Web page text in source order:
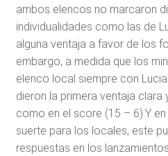
ambos elencos no marcaron
individualidades como las de
alguna ventaja a favor de los
embargo, a medida que los
elenco local siempre con
dieron la primera ventaja clara
como en el score (15 – 6).Y
suerte para los locales, este
respuestas en los